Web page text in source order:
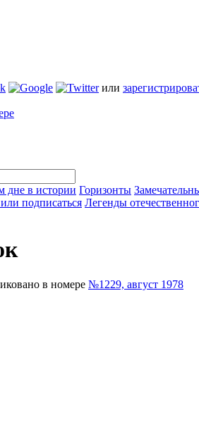
или
дне в истории Горизонты
подписаться Легенды
в номере №1229, август 1978